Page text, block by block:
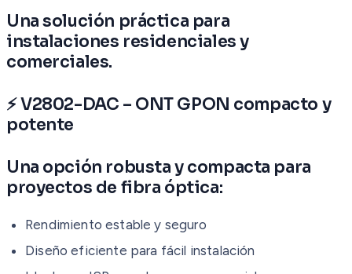
Una solución práctica para
instalaciones residenciales y
comerciales.
⚡ V2802-DAC – ONT GPON compacto y
potente
Una opción robusta y compacta para
proyectos de fibra óptica:
Rendimiento estable y seguro
Diseño eficiente para fácil instalación